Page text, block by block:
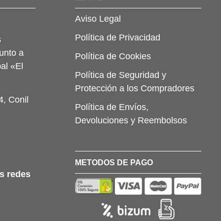
a
«El
Conil
redes
Aviso Legal
Política de Privacidad
Política de Cookies
Política de Seguridad y
Protección a los Compradores
Política de Envíos,
Devoluciones y Reembolsos
METODOS DE PAGO